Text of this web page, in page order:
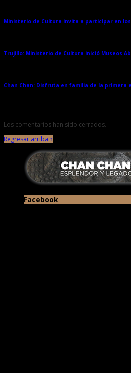
Ministerio de Cultura invita a participar en
Trujillo: Ministerio de Cultura inició Museos
Chan Chan: Disfruta en familia de la primera
Los comentarios han sido cerrados.
Regresar arriba ↑
Facebook